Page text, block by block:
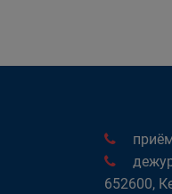
652600,